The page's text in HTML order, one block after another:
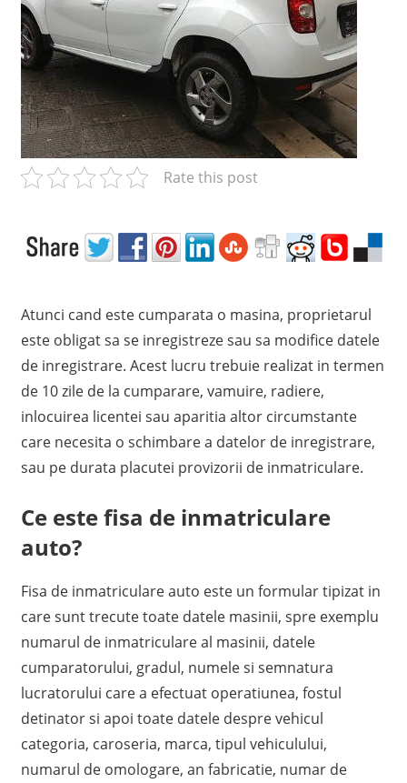
c
e
l
m
a
i
p
r
e
p
e
r
u
R
C
A
Rate this post
Atunci cand este cumparata o masina, proprietarul
este obligat sa se inregistreze sau sa modifice datele
de inregistrare. Acest lucru trebuie realizat in termen
de 10 zile de la cumparare, vamuire, radiere,
inlocuirea licentei sau aparitia altor circumstante
care necesita o schimbare a datelor de inregistrare,
sau pe durata placutei provizorii de inmatriculare.
Ce este fisa de inmatriculare
auto?
Fisa de inmatriculare auto este un formular tipizat in
care sunt trecute toate datele masinii, spre exemplu
numarul de inmatriculare al masinii, datele
cumparatorului, gradul, numele si semnatura
lucratorului care a efectuat operatiunea, fostul
detinator si apoi toate datele despre vehicul
categoria, caroseria, marca, tipul vehiculului,
numarul de omologare, an fabricatie, numar de